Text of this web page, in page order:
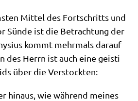
Mit­tel des Fort­schritts und
Sün­de ist die Betrach­tung der
kommt mehr­mals dar­auf
des Herrn ist auch eine gei­sti­
über die Verstockten:
hin­aus, wie wäh­rend mei­nes